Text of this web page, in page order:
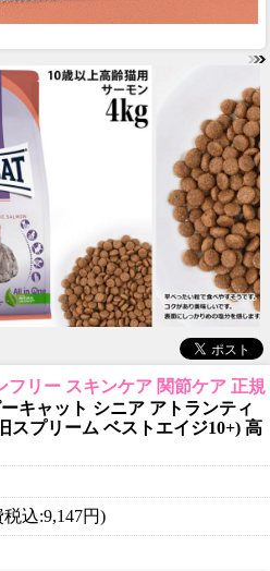
フリー スキンケア 関節ケア 正規
キャット シニア アトランティ
スプリーム ベストエイジ10+) 高
込:9,147円)